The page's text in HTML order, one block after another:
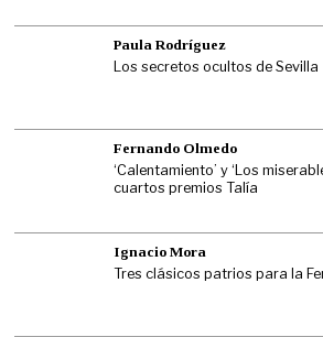
Paula Rodríguez
Los secretos ocultos de Sevilla
Fernando Olmedo
‘Calentamiento’ y ‘Los
cuartos premios Talía
Ignacio Mora
Tres clásicos patrios para la